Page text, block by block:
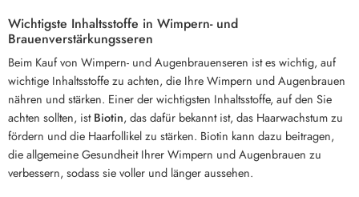
Wichtigste Inhaltsstoffe in Wimpern- und
Brauenverstärkungsseren
Beim Kauf von Wimpern- und Augenbrauenseren ist es wichtig, auf
wichtige Inhaltsstoffe zu achten, die Ihre Wimpern und Augenbrauen
nähren und stärken. Einer der wichtigsten Inhaltsstoffe, auf den Sie
achten sollten, istBiotin, das dafür bekannt ist, das Haarwachstum zu
fördern und die Haarfollikel zu stärken. Biotin kann dazu beitragen,
die allgemeine Gesundheit Ihrer Wimpern und Augenbrauen zu
verbessern, sodass sie voller und länger aussehen.